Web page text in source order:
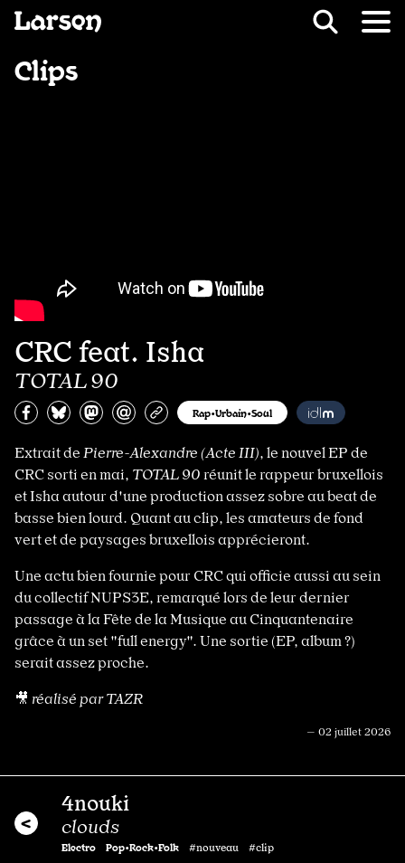
Fil d’ariane
Clips
CRC feat. Isha
TOTAL 90
Partagez sur Facebook
Partager sur Bluesky
Partager sur Mastodon
Partagez par e-mail
Copiez l’url
Rap•Urbain•Soul
Extrait de Pierre-Alexandre (Acte III), le nouvel EP de
CRC sorti en mai, TOTAL 90 réunit le rappeur bruxellois
et Isha autour d'une production assez sobre au beat de
basse bien lourd. Quant au clip, les amateurs de fond
vert et de paysages bruxellois apprécieront.
Une actu bien fournie pour CRC qui officie aussi au sein
du collectif NUPS3E, remarqué lors de leur dernier
passage à la Fête de la Musique au Cinquantenaire
grâce à un set "full energy". Une sortie (EP, album ?)
serait assez proche.
🎥 réalisé par TAZR
— 02 juillet 2026
4nouki
clouds
Electro Pop•Rock•Folk #nouveau #clip